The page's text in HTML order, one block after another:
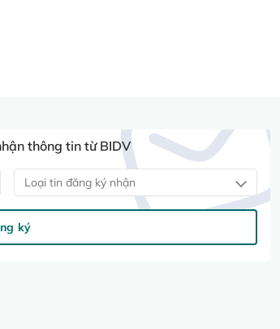
thông tin từ BIDV
Loại tin đăng ký nhận
ký